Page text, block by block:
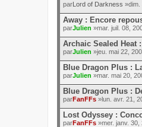
parLord of Darkness »dim.
Away : Encore
parJulien »mar. juil. 08,
Archaic Sealed Heat
parJulien »jeu. mai 22,
Blue Dragon Plus :
parJulien »mar. mai 20,
Blue Dragon Plus :
parFanFFs »lun. avr. 21,
Lost Odyssey :
parFanFFs »mer. janv. 30,